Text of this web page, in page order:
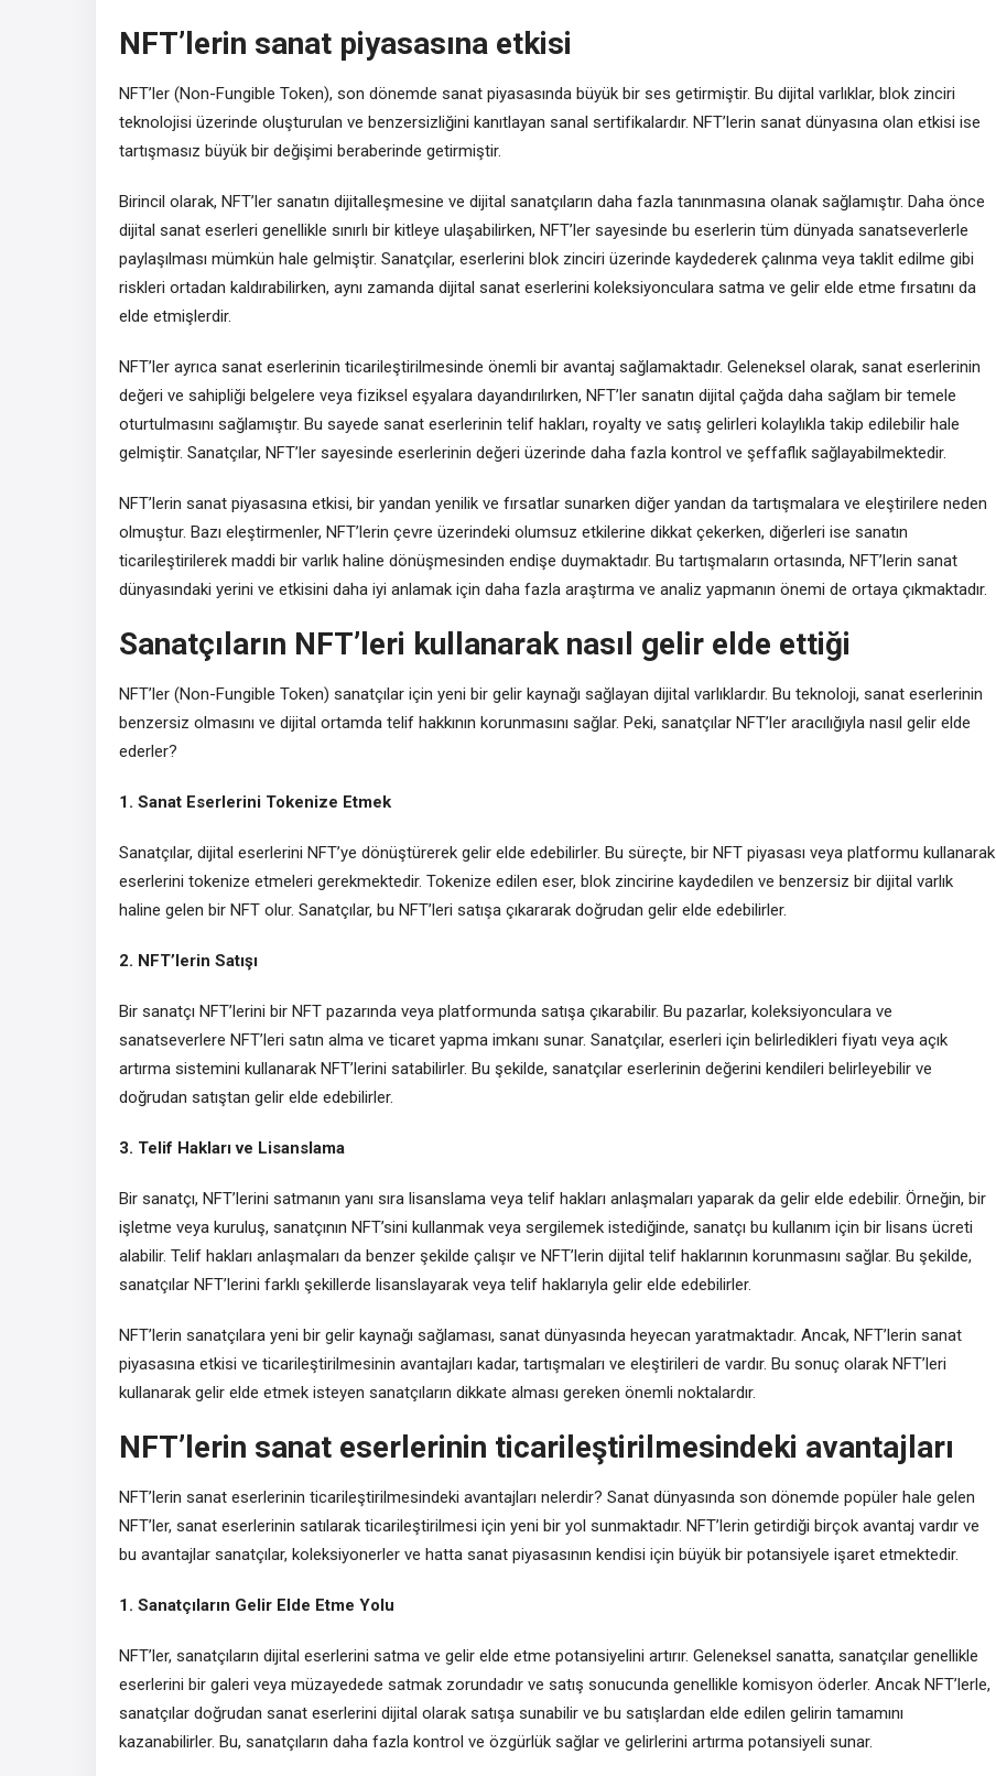
NFT’lerin sanat piyasasına etkisi
NFT’ler (Non-Fungible Token), son dönemde sanat piyasasında büyük bir ses getirmiştir. Bu dijital varlıklar, blok zinciri
teknolojisi üzerinde oluşturulan ve benzersizliğini kanıtlayan sanal sertifikalardır. NFT’lerin sanat dünyasına olan etkisi ise
tartışmasız büyük bir değişimi beraberinde getirmiştir.
Birincil olarak, NFT’ler sanatın dijitalleşmesine ve dijital sanatçıların daha fazla tanınmasına olanak sağlamıştır. Daha önce
dijital sanat eserleri genellikle sınırlı bir kitleye ulaşabilirken, NFT’ler sayesinde bu eserlerin tüm dünyada sanatseverlerle
paylaşılması mümkün hale gelmiştir. Sanatçılar, eserlerini blok zinciri üzerinde kaydederek çalınma veya taklit edilme gibi
riskleri ortadan kaldırabilirken, aynı zamanda dijital sanat eserlerini koleksiyonculara satma ve gelir elde etme fırsatını da
elde etmişlerdir.
NFT’ler ayrıca sanat eserlerinin ticarileştirilmesinde önemli bir avantaj sağlamaktadır. Geleneksel olarak, sanat eserlerinin
değeri ve sahipliği belgelere veya fiziksel eşyalara dayandırılırken, NFT’ler sanatın dijital çağda daha sağlam bir temele
oturtulmasını sağlamıştır. Bu sayede sanat eserlerinin telif hakları, royalty ve satış gelirleri kolaylıkla takip edilebilir hale
gelmiştir. Sanatçılar, NFT’ler sayesinde eserlerinin değeri üzerinde daha fazla kontrol ve şeffaflık sağlayabilmektedir.
NFT’lerin sanat piyasasına etkisi, bir yandan yenilik ve fırsatlar sunarken diğer yandan da tartışmalara ve eleştirilere neden
olmuştur. Bazı eleştirmenler, NFT’lerin çevre üzerindeki olumsuz etkilerine dikkat çekerken, diğerleri ise sanatın
ticarileştirilerek maddi bir varlık haline dönüşmesinden endişe duymaktadır. Bu tartışmaların ortasında, NFT’lerin sanat
dünyasındaki yerini ve etkisini daha iyi anlamak için daha fazla araştırma ve analiz yapmanın önemi de ortaya çıkmaktadır.
Sanatçıların NFT’leri kullanarak nasıl gelir elde ettiği
NFT’ler (Non-Fungible Token) sanatçılar için yeni bir gelir kaynağı sağlayan dijital varlıklardır. Bu teknoloji, sanat eserlerinin
benzersiz olmasını ve dijital ortamda telif hakkının korunmasını sağlar. Peki, sanatçılar NFT’ler aracılığıyla nasıl gelir elde
ederler?
1. Sanat Eserlerini Tokenize Etmek
Sanatçılar, dijital eserlerini NFT’ye dönüştürerek gelir elde edebilirler. Bu süreçte, bir NFT piyasası veya platformu kullanarak
eserlerini tokenize etmeleri gerekmektedir. Tokenize edilen eser, blok zincirine kaydedilen ve benzersiz bir dijital varlık
haline gelen bir NFT olur. Sanatçılar, bu NFT’leri satışa çıkararak doğrudan gelir elde edebilirler.
2. NFT’lerin Satışı
Bir sanatçı NFT’lerini bir NFT pazarında veya platformunda satışa çıkarabilir. Bu pazarlar, koleksiyonculara ve
sanatseverlere NFT’leri satın alma ve ticaret yapma imkanı sunar. Sanatçılar, eserleri için belirledikleri fiyatı veya açık
artırma sistemini kullanarak NFT’lerini satabilirler. Bu şekilde, sanatçılar eserlerinin değerini kendileri belirleyebilir ve
doğrudan satıştan gelir elde edebilirler.
3. Telif Hakları ve Lisanslama
Bir sanatçı, NFT’lerini satmanın yanı sıra lisanslama veya telif hakları anlaşmaları yaparak da gelir elde edebilir. Örneğin, bir
işletme veya kuruluş, sanatçının NFT’sini kullanmak veya sergilemek istediğinde, sanatçı bu kullanım için bir lisans ücreti
alabilir. Telif hakları anlaşmaları da benzer şekilde çalışır ve NFT’lerin dijital telif haklarının korunmasını sağlar. Bu şekilde,
sanatçılar NFT’lerini farklı şekillerde lisanslayarak veya telif haklarıyla gelir elde edebilirler.
NFT’lerin sanatçılara yeni bir gelir kaynağı sağlaması, sanat dünyasında heyecan yaratmaktadır. Ancak, NFT’lerin sanat
piyasasına etkisi ve ticarileştirilmesinin avantajları kadar, tartışmaları ve eleştirileri de vardır. Bu sonuç olarak NFT’leri
kullanarak gelir elde etmek isteyen sanatçıların dikkate alması gereken önemli noktalardır.
NFT’lerin sanat eserlerinin ticarileştirilmesindeki avantajları
NFT’lerin sanat eserlerinin ticarileştirilmesindeki avantajları nelerdir? Sanat dünyasında son dönemde popüler hale gelen
NFT’ler, sanat eserlerinin satılarak ticarileştirilmesi için yeni bir yol sunmaktadır. NFT’lerin getirdiği birçok avantaj vardır ve
bu avantajlar sanatçılar, koleksiyonerler ve hatta sanat piyasasının kendisi için büyük bir potansiyele işaret etmektedir.
1. Sanatçıların Gelir Elde Etme Yolu
NFT’ler, sanatçıların dijital eserlerini satma ve gelir elde etme potansiyelini artırır. Geleneksel sanatta, sanatçılar genellikle
eserlerini bir galeri veya müzayedede satmak zorundadır ve satış sonucunda genellikle komisyon öderler. Ancak NFT’lerle,
sanatçılar doğrudan sanat eserlerini dijital olarak satışa sunabilir ve bu satışlardan elde edilen gelirin tamamını
kazanabilirler. Bu, sanatçıların daha fazla kontrol ve özgürlük sağlar ve gelirlerini artırma potansiyeli sunar.